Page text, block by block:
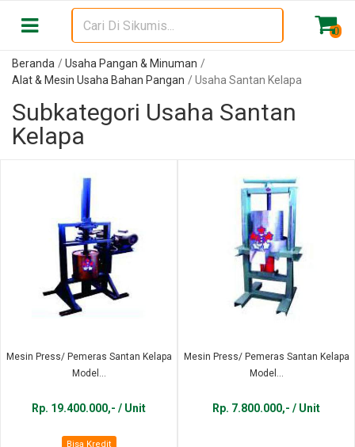
0
Beranda
Usaha Pangan & Minuman
Alat & Mesin Usaha Bahan Pangan
Usaha Santan Kelapa
Subkategori Usaha Santan
Kelapa
Mesin Press/ Pemeras Santan Kelapa
Model...
Rp. 19.400.000,- / Unit
Bisa Kredit
Mesin Press/ Pemeras Santan Kelapa
Model...
Rp. 7.800.000,- / Unit